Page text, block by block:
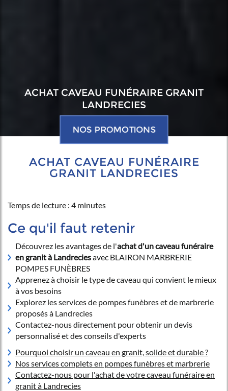
ACHAT CAVEAU FUNÉRAIRE GRANIT
LANDRECIES
NOS PROMOTIONS
ACHAT CAVEAU FUNÉRAIRE
GRANIT LANDRECIES
Temps de lecture : 4 minutes
Ce qu'il faut retenir
Découvrez les avantages de l'achat d'un caveau funéraire
en granit à Landreciesavec BLAIRON MARBRERIE
POMPES FUNÈBRES
Apprenez à choisir le type de caveau qui convient le mieux
à vos besoins
Explorez les services de pompes funèbres et de marbrerie
proposés à Landrecies
Contactez-nous directement pour obtenir un devis
personnalisé et des conseils d'experts
Pourquoi choisir un caveau en granit, solide et durable ?
Nos services complets en pompes funèbres et marbrerie
Contactez-nous pour l'achat de votre caveau funéraire en
granit à Landrecies